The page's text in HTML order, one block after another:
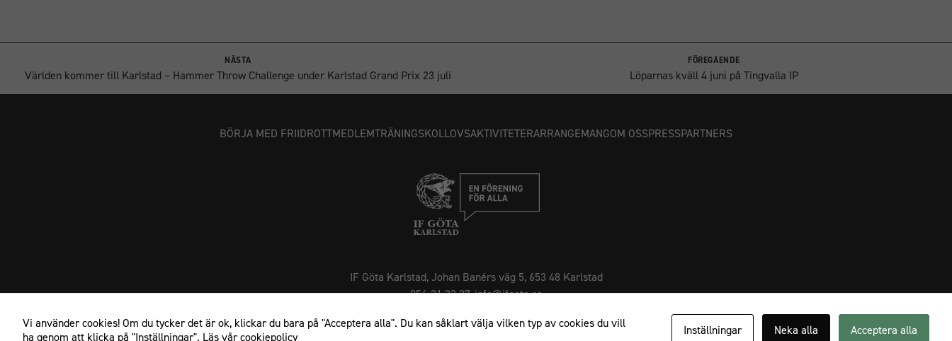
NÄSTA
Världen kommer till Karlstad – Hammer Throw Challenge under Karlstad Grand Prix 23 juli
FÖREGÅENDE
Löparnas kväll 4 juni på Tingvalla IP
BÖRJA MED FRIIDROTTMEDLEMTRÄNINGSKOLLOVSAKTIVITETERARRANGEMANGOM OSSPRESSPARTNERS
IF Göta Karlstad, Johan Banérs väg 5, 653 48 Karlstad
054-21 23 27, info@ifgota.se
FacebookInstagram
Vi använder cookies! Om du tycker det är ok, klickar du bara på "Acceptera alla". Du kan såklart välja vilken typ av cookies du vill
ha genom att klicka på "Inställningar". Läs vår cookiepolicy Inställningar Neka alla Acceptera alla
från